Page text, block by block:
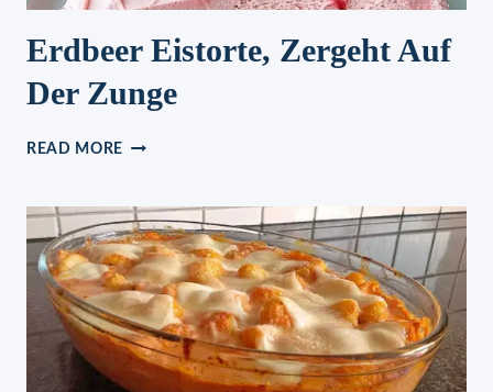
Erdbeer Eistorte, Zergeht Auf
Der Zunge
READ MORE ERDBEER
AUF
DER
ZUNGE